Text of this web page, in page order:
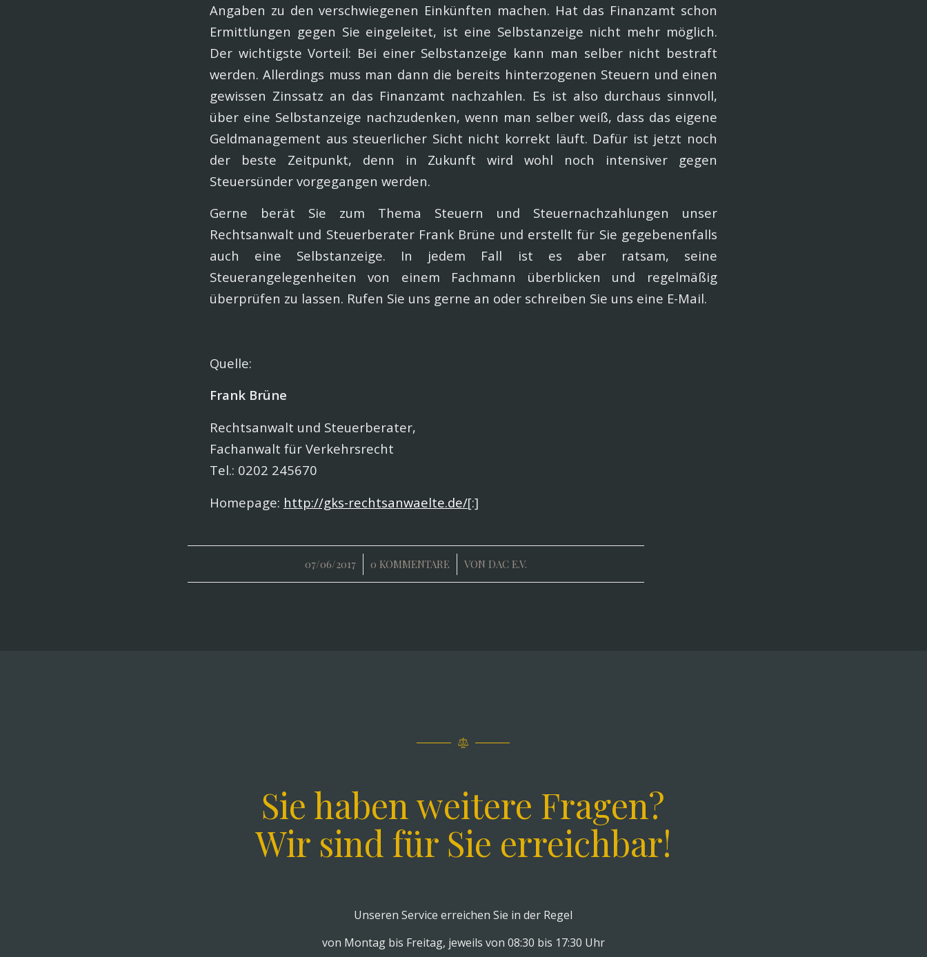
Angaben zu den verschwiegenen Einkünften machen. Hat das Finanzamt schon
Ermittlungen gegen Sie eingeleitet, ist eine Selbstanzeige nicht mehr möglich.
Der wichtigste Vorteil: Bei einer Selbstanzeige kann man selber nicht bestraft
werden. Allerdings muss man dann die bereits hinterzogenen Steuern und einen
gewissen Zinssatz an das Finanzamt nachzahlen. Es ist also durchaus sinnvoll,
über eine Selbstanzeige nachzudenken, wenn man selber weiß, dass das eigene
Geldmanagement aus steuerlicher Sicht nicht korrekt läuft. Dafür ist jetzt noch
der beste Zeitpunkt, denn in Zukunft wird wohl noch intensiver gegen
Steuersünder vorgegangen werden.
Gerne berät Sie zum Thema Steuern und Steuernachzahlungen unser
Rechtsanwalt und Steuerberater Frank Brüne und erstellt für Sie gegebenenfalls
auch eine Selbstanzeige. In jedem Fall ist es aber ratsam, seine
Steuerangelegenheiten von einem Fachmann überblicken und regelmäßig
überprüfen zu lassen. Rufen Sie uns gerne an oder schreiben Sie uns eine E-Mail.
Quelle:
Frank Brüne
Rechtsanwalt und Steuerberater,
Fachanwalt für Verkehrsrecht
Tel.: 0202 245670
Homepage: http://gks-rechtsanwaelte.de/[:]
07/06/2017
/ 0 KOMMENTARE
/ VON DAC E.V.
Sie haben weitere Fragen?
Wir sind für Sie erreichbar!
Unseren Service erreichen Sie in der Regel
von Montag bis Freitag, jeweils von 08:30 bis 17:30 Uhr